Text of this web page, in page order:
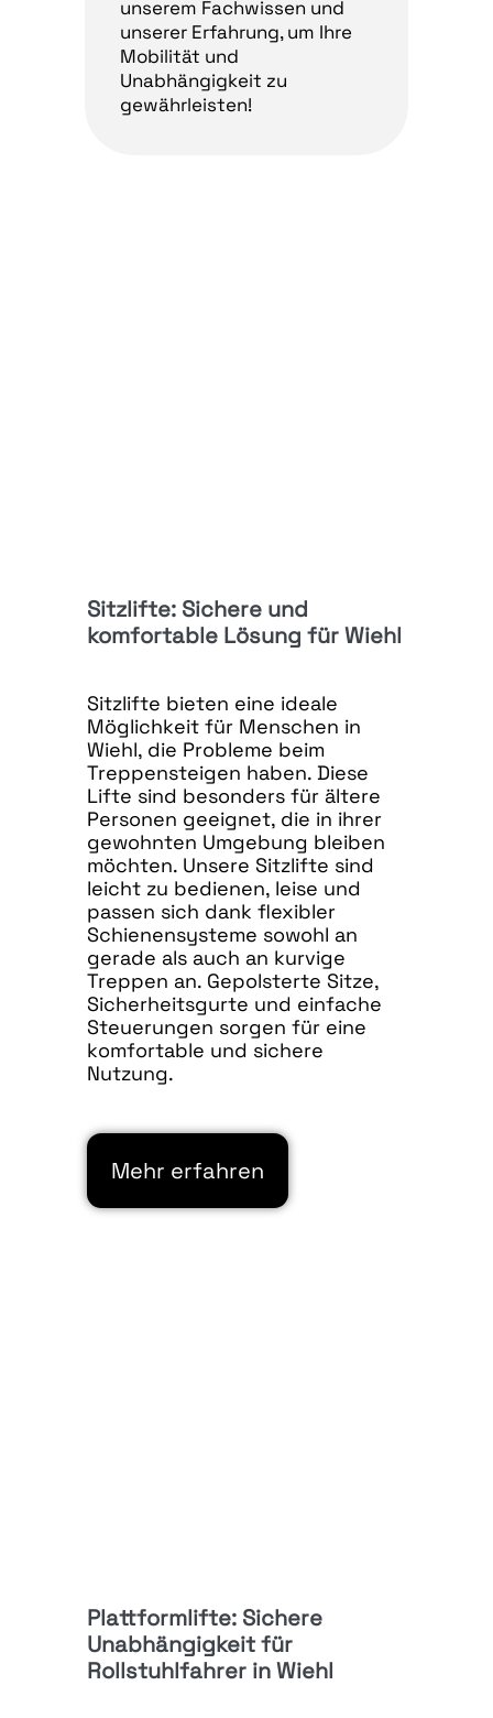
unserem Fachwissen und
unserer Erfahrung, um Ihre
Mobilität und
Unabhängigkeit zu
gewährleisten!
Sitzlifte: Sichere und
komfortable Lösung für Wiehl
Sitzlifte bieten eine ideale
Möglichkeit für Menschen in
Wiehl, die Probleme beim
Treppensteigen haben. Diese
Lifte sind besonders für ältere
Personen geeignet, die in ihrer
gewohnten Umgebung bleiben
möchten. Unsere Sitzlifte sind
leicht zu bedienen, leise und
passen sich dank flexibler
Schienensysteme sowohl an
gerade als auch an kurvige
Treppen an. Gepolsterte Sitze,
Sicherheitsgurte und einfache
Steuerungen sorgen für eine
komfortable und sichere
Nutzung.
Mehr erfahren
Plattformlifte: Sichere
Unabhängigkeit für
Rollstuhlfahrer in Wiehl